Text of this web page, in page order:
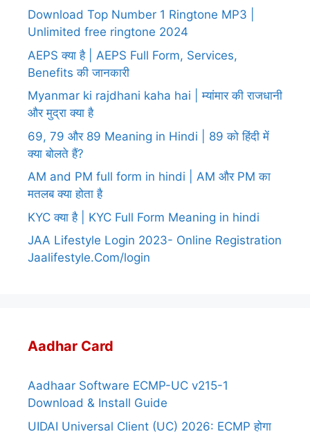
Download Top Number 1 Ringtone MP3 |
Unlimited free ringtone 2024
AEPS क्या है | AEPS Full Form, Services,
Benefits की जानकारी
Myanmar ki rajdhani kaha hai | म्यांमार की राजधानी
और मुद्रा क्या है
69, 79 और 89 Meaning in Hindi | 89 को हिंदी में
क्या बोलते हैं?
AM and PM full form in hindi | AM और PM का
मतलब क्या होता है
KYC क्या है | KYC Full Form Meaning in hindi
JAA Lifestyle Login 2023- Online Registration
Jaalifestyle.Com/login
Aadhar Card
Aadhaar Software ECMP-UC v215-1
Download & Install Guide
UIDAI Universal Client (UC) 2026: ECMP होगा